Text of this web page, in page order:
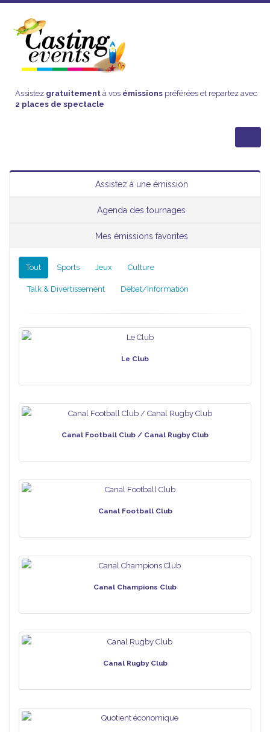
Assistez gratuitement à vos émissions préférées et repartez avec
2 places de spectacle
Assistez à une émission
Agenda des tournages
Mes émissions favorites
Tout Sports Jeux Culture
Talk & Divertissement Débat/Information
Le Club
Canal Football Club / Canal Rugby Club
Canal Football Club
Canal Champions Club
Canal Rugby Club